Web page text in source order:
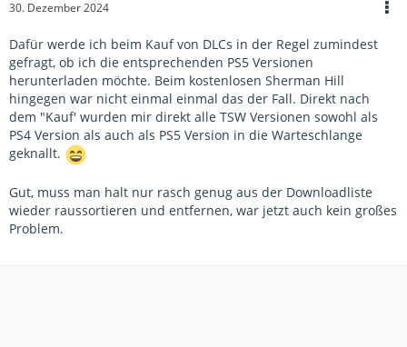
30. Dezember 2024
Dafür werde ich beim Kauf von DLCs in der Regel zumindest
gefragt, ob ich die entsprechenden PS5 Versionen
herunterladen möchte. Beim kostenlosen Sherman Hill
hingegen war nicht einmal einmal das der Fall. Direkt nach
dem "Kauf' wurden mir direkt alle TSW Versionen sowohl als
PS4 Version als auch als PS5 Version in die Warteschlange
geknallt.
Gut, muss man halt nur rasch genug aus der Downloadliste
wieder raussortieren und entfernen, war jetzt auch kein großes
Problem.